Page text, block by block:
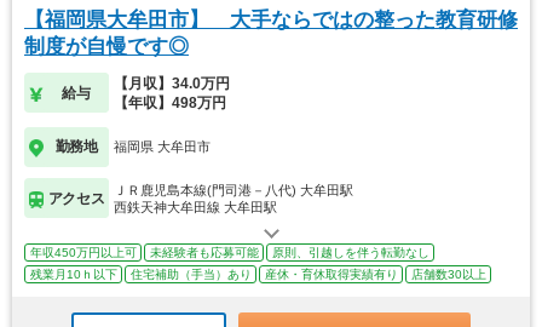
【福岡県大牟田市】 大手ならではの整った教育研修
制度が自慢です◎
給与
【月収】34.0万円
【年収】498万円
勤務地 福岡県 大牟田市
アクセス
ＪＲ鹿児島本線(門司港－八代) 大牟田駅
西鉄天神大牟田線 大牟田駅
年収450万円以上可 未経験者も応募可能
原則、引越しを伴う転勤なし
残業月10ｈ以下
住宅補助（手当）あり 産休・育休取得実績有り 店舗数30以上